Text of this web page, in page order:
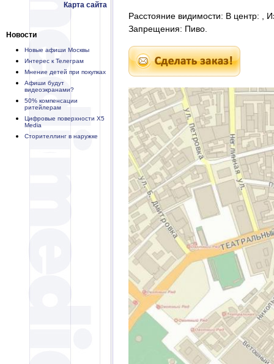
Карта сайта
Новости
Новые афиши Москвы
Интерес к Телеграм
Мнение детей при покупках
Афиши будут
видеоэкранами?
50% компенсации
ритейлерам
Цифровые поверхности X5
Media
Сторителлинг в наружке
Расстояние видимости: В центр: ,
Запрещения: Пиво.